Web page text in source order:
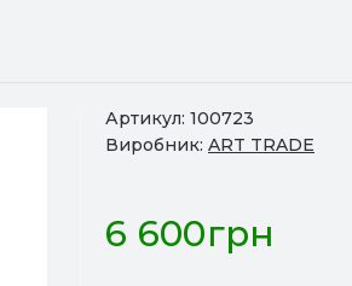
Артикул: 100723
Виробник: ART TRADE
6 600грн